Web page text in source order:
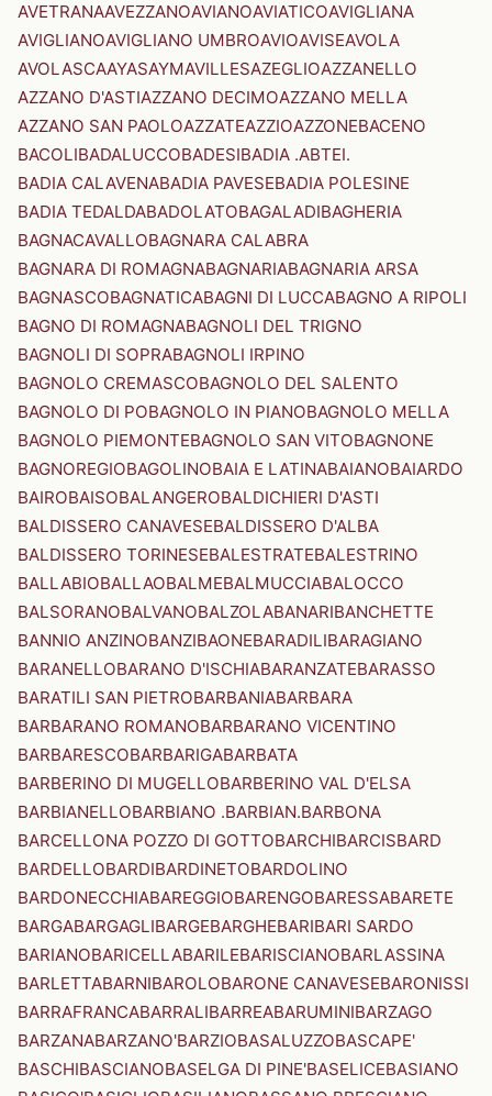
AVETRANAAVEZZANOAVIANOAVIATICOAVIGLIANA
AVIGLIANOAVIGLIANO UMBROAVIOAVISEAVOLA
AVOLASCAAYASAYMAVILLESAZEGLIOAZZANELLO
AZZANO D'ASTIAZZANO DECIMOAZZANO MELLA
AZZANO SAN PAOLOAZZATEAZZIOAZZONEBACENO
BACOLIBADALUCCOBADESIBADIA .ABTEI.
BADIA CALAVENABADIA PAVESEBADIA POLESINE
BADIA TEDALDABADOLATOBAGALADIBAGHERIA
BAGNACAVALLOBAGNARA CALABRA
BAGNARA DI ROMAGNABAGNARIABAGNARIA ARSA
BAGNASCOBAGNATICABAGNI DI LUCCABAGNO A RIPOLI
BAGNO DI ROMAGNABAGNOLI DEL TRIGNO
BAGNOLI DI SOPRABAGNOLI IRPINO
BAGNOLO CREMASCOBAGNOLO DEL SALENTO
BAGNOLO DI POBAGNOLO IN PIANOBAGNOLO MELLA
BAGNOLO PIEMONTEBAGNOLO SAN VITOBAGNONE
BAGNOREGIOBAGOLINOBAIA E LATINABAIANOBAIARDO
BAIROBAISOBALANGEROBALDICHIERI D'ASTI
BALDISSERO CANAVESEBALDISSERO D'ALBA
BALDISSERO TORINESEBALESTRATEBALESTRINO
BALLABIOBALLAOBALMEBALMUCCIABALOCCO
BALSORANOBALVANOBALZOLABANARIBANCHETTE
BANNIO ANZINOBANZIBAONEBARADILIBARAGIANO
BARANELLOBARANO D'ISCHIABARANZATEBARASSO
BARATILI SAN PIETROBARBANIABARBARA
BARBARANO ROMANOBARBARANO VICENTINO
BARBARESCOBARBARIGABARBATA
BARBERINO DI MUGELLOBARBERINO VAL D'ELSA
BARBIANELLOBARBIANO .BARBIAN.BARBONA
BARCELLONA POZZO DI GOTTOBARCHIBARCISBARD
BARDELLOBARDIBARDINETOBARDOLINO
BARDONECCHIABAREGGIOBARENGOBARESSABARETE
BARGABARGAGLIBARGEBARGHEBARIBARI SARDO
BARIANOBARICELLABARILEBARISCIANOBARLASSINA
BARLETTABARNIBAROLOBARONE CANAVESEBARONISSI
BARRAFRANCABARRALIBARREABARUMINIBARZAGO
BARZANABARZANO'BARZIOBASALUZZOBASCAPE'
BASCHIBASCIANOBASELGA DI PINE'BASELICEBASIANO